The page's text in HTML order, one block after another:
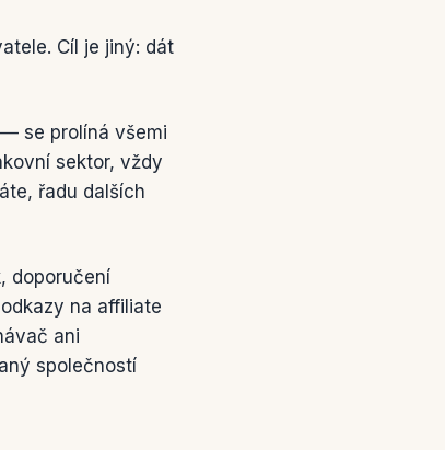
Cíl je jiný: dát
se prolíná všemi
sektor, vždy
řadu dalších
doporučení
na affiliate
ani
společností